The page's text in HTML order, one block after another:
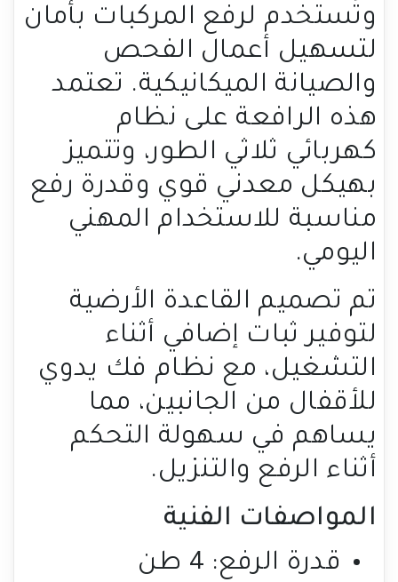
وتُستخدم لرفع المركبات بأمان
لتسهيل أعمال الفحص
والصيانة الميكانيكية. تعتمد
هذه الرافعة على نظام
كهربائي ثلاثي الطور، وتتميز
بهيكل معدني قوي وقدرة رفع
مناسبة للاستخدام المهني
اليومي.
تم تصميم القاعدة الأرضية
لتوفير ثبات إضافي أثناء
التشغيل، مع نظام فك يدوي
للأقفال من الجانبين، مما
يساهم في سهولة التحكم
أثناء الرفع والتنزيل.
المواصفات الفنية
قدرة الرفع: 4 طن